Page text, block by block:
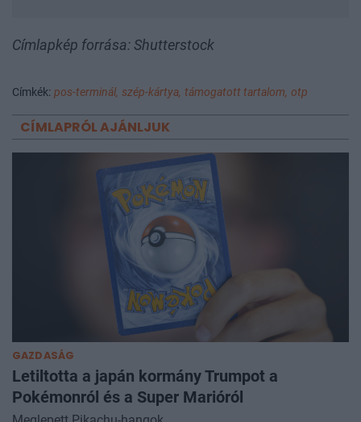
Címlapkép forrása: Shutterstock
Címkék: pos-terminál, szép-kártya, támogatott tartalom, otp
CÍMLAPRÓL AJÁNLJUK
GAZDASÁG
Letiltotta a japán kormány Trumpot a
Pokémonról és a Super Marióról